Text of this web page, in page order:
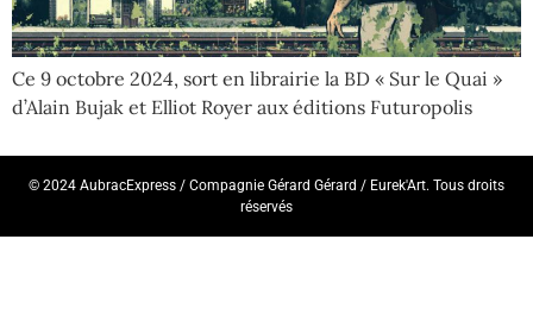
Ce 9 octobre 2024, sort en librairie la BD « Sur le Quai »
d’Alain Bujak et Elliot Royer aux éditions Futuropolis
© 2024 AubracExpress / Compagnie Gérard Gérard / Eurek'Art. Tous droits
réservés